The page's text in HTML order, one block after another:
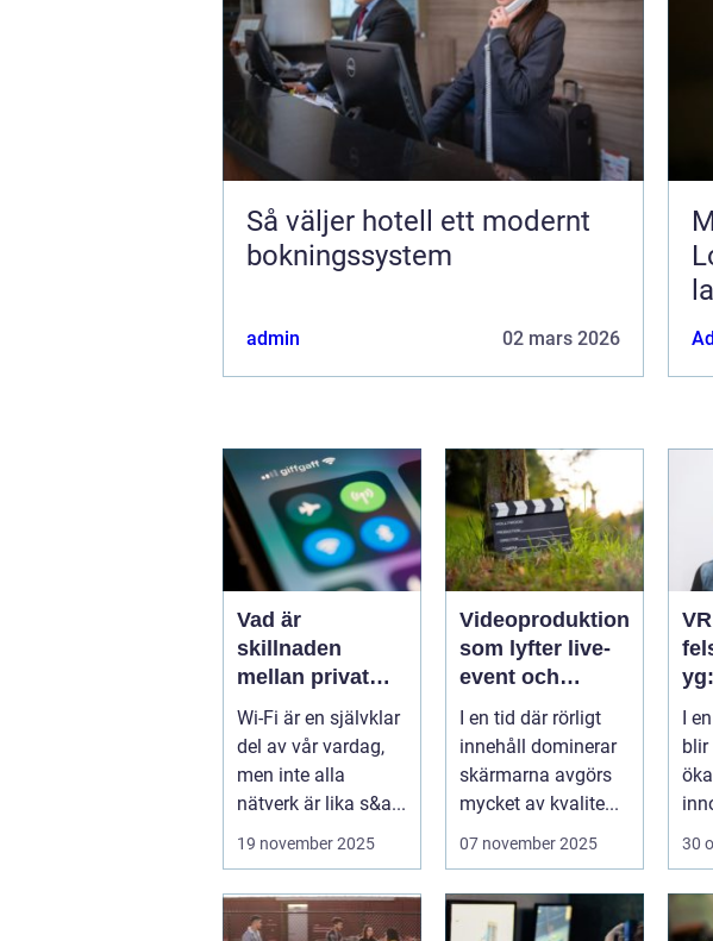
Så väljer hotell ett modernt
bokningssystem
admin 02 mars 2026
Vad är
skillnaden
mellan privat
och offentlig Wi-
Fi-säkerhet?
Wi-Fi är en självklar
del av vår vardag,
men inte alla
nätverk är lika s&a...
19 november 2025
Videoproduktion
som lyfter live-
event och
varumärken
I en tid där rörligt
innehåll dominerar
skärmarna avgörs
mycket av kvalite...
07 november 2025
I
blir
ge
30